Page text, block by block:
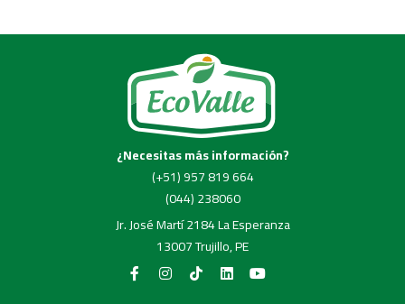
¿Necesitas más información?
(+51) 957 819 664
(044) 238060
Jr. José Martí 2184 La Esperanza
13007 Trujillo, PE